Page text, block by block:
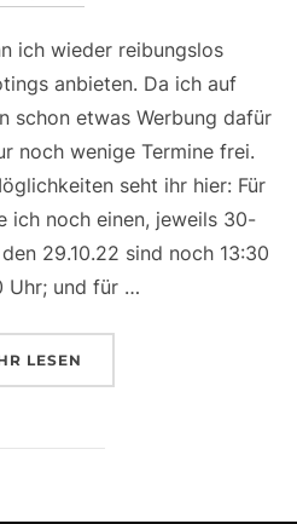
ich wieder reibungslos
anbieten. Da ich auf
schon etwas Werbung dafür
noch wenige Termine frei.
seht ihr hier: Für
ich noch einen, jeweils 30-
29.10.22 sind noch 13:30
Uhr; und für …
ÜBER
LESEN